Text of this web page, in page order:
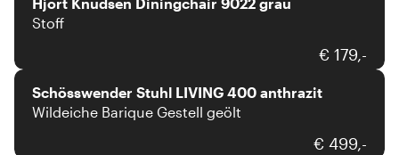
Stoff
€ 179,-
Schösswender
Schösswender Stuhl LIVING 400 anthrazit
Wildeiche Barique Gestell geölt
€ 499,-
Bretz